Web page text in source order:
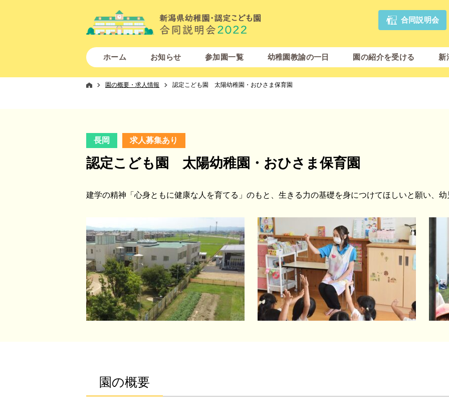
合同説明会
ホーム お知らせ 参加園一覧 幼稚園教諭の一日 園の紹介を受ける 新
園の概要・求人情報 認定こども園 太陽幼稚園・おひさま保育園
長岡 求人募集あり
認定こども園 太陽幼稚園・おひさま保育園
建学の精神「心身ともに健康な人を育てる」のもと、生きる力の基礎を身につけてほしいと願い、幼
園の概要